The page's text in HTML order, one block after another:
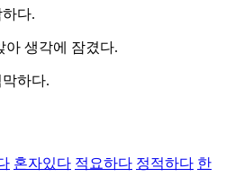
다.
아 생각에 잠겼다.
하다.
혼자있다 적요하다 정적하다 한